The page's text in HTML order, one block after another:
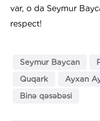
var, o da Seymur
respect!
Seymur Baycan
Quqark
Ayxan
Binə qəsəbəsi